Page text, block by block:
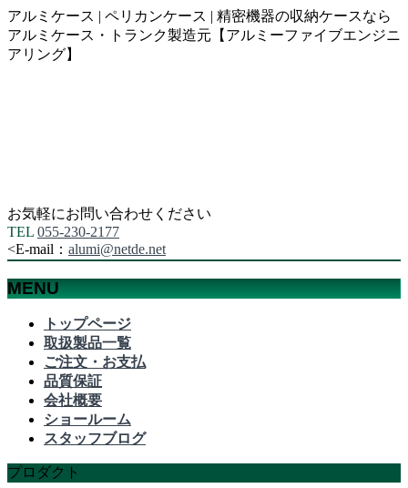
アルミケース | ペリカンケース | 精密機器の収納ケースなら
アルミケース・トランク製造元【アルミーファイブエンジニ
アリング】
お気軽にお問い合わせください
TEL 055-230-2177
<E-mail： alumi@netde.net
MENU
トップページ
取扱製品一覧
ご注文・お支払
品質保証
会社概要
ショールーム
スタッフブログ
プロダクト